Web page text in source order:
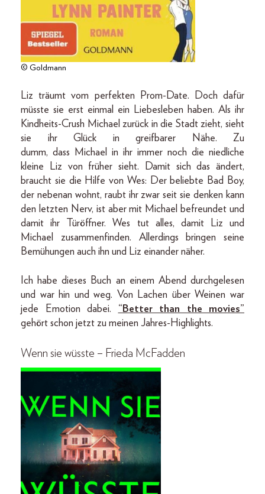
© Goldmann
Liz träumt vom perfekten Prom-Date. Doch dafür
müsste sie erst einmal ein Liebesleben haben. Als ihr
Kindheits-Crush Michael zurück in die Stadt zieht, sieht
sie ihr Glück in greifbarer Nähe. Zu
dumm, dass Michael in ihr immer noch die niedliche
kleine Liz von früher sieht. Damit sich das ändert,
braucht sie die Hilfe von Wes: Der beliebte Bad Boy,
der nebenan wohnt, raubt ihr zwar seit sie denken kann
den letzten Nerv, ist aber mit Michael befreundet und
damit ihr Türöffner. Wes tut alles, damit Liz und
Michael zusammenfinden. Allerdings bringen seine
Bemühungen auch ihn und Liz einander näher.
Ich habe dieses Buch an einem Abend durchgelesen
und war hin und weg. Von Lachen über Weinen war
jede Emotion dabei. “Better than the movies”
gehört schon jetzt zu meinen Jahres-Highlights.
Wenn sie wüsste – Frieda McFadden